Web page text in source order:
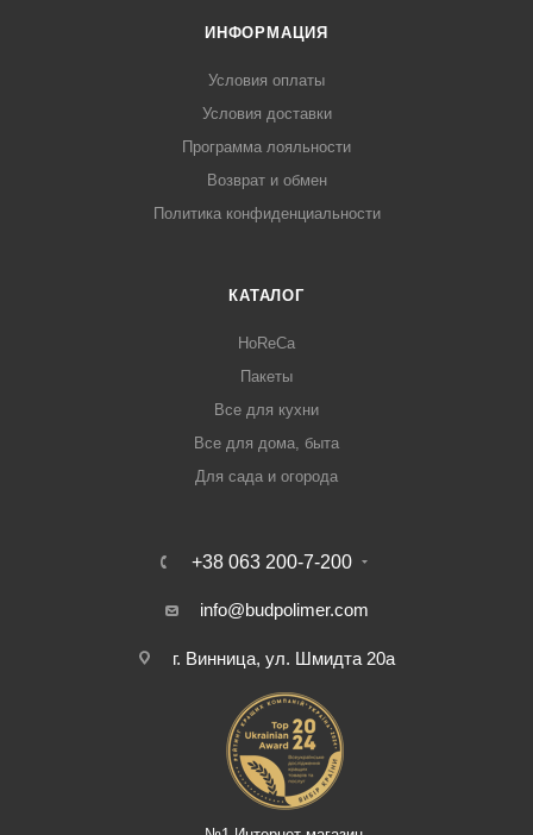
ИНФОРМАЦИЯ
Условия оплаты
Условия доставки
Программа лояльности
Возврат и обмен
Политика конфиденциальности
КАТАЛОГ
HoReCa
Пакеты
Все для кухни
Все для дома, быта
Для сада и огорода
+38 063 200-7-200
info@budpolimer.com
г. Винница, ул. Шмидта 20а